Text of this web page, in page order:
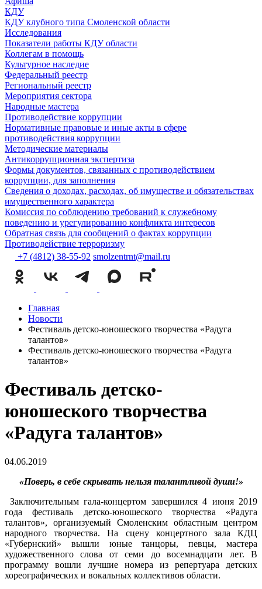
КДУ
КДУ клубного типа Смоленской области
Исследования
Показатели работы КДУ области
Коллегам в помощь
Культурное наследие
Федеральный реестр
Региональный реестр
Мероприятия сектора
Народные мастера
Противодействие коррупции
Нормативные правовые и иные акты в сфере
противодействия коррупции
Методические материалы
Антикоррупционная экспертиза
Формы документов, связанных с противодействием
коррупции, для заполнения
Сведения о доходах, расходах, об имуществе и обязательствах
имущественного характера
Комиссия по соблюдению требований к служебному
поведению и урегулированию конфликта интересов
Обратная связь для сообщений о фактах коррупции
Противодействие терроризму
+7 (4812) 38-55-92 smolzentrnt@mail.ru
Главная
Новости
Фестиваль детско-юношеского творчества «Радуга
талантов»
Фестиваль детско-юношеского творчества «Радуга
талантов»
Фестиваль детско-
юношеского творчества
«Радуга талантов»
04.06.2019
«Поверь, в себе скрывать нельзя талантливой души!»
Заключительным гала-концертом завершился 4 июня 2019
года фестиваль детско-юношеского творчества «Радуга
талантов», организуемый Смоленским областным центром
народного творчества. На сцену концертного зала КДЦ
«Губернский» вышли юные танцоры, певцы, мастера
художественного слова от семи до восемнадцати лет. В
программу вошли лучшие номера из репертуара детских
хореографических и вокальных коллективов области.